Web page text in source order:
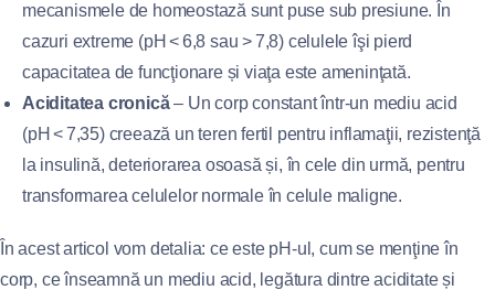
mecanismele de homeostază sunt puse sub presiune. În
cazuri extreme (pH < 6,8 sau > 7,8) celulele îşi pierd
capacitatea de funcţionare și viaţa este ameninţată.
Aciditatea cronică– Un corp constant într‑un mediu acid
(pH < 7,35) creează un teren fertil pentru inflamaţii, rezistenţă
la insulină, deteriorarea osoasă și, în cele din urmă, pentru
transformarea celulelor normale în celule maligne.
În acest articol vom detalia: ce este pH‑ul, cum se menţine în
corp, ce înseamnă un mediu acid, legătura dintre aciditate și